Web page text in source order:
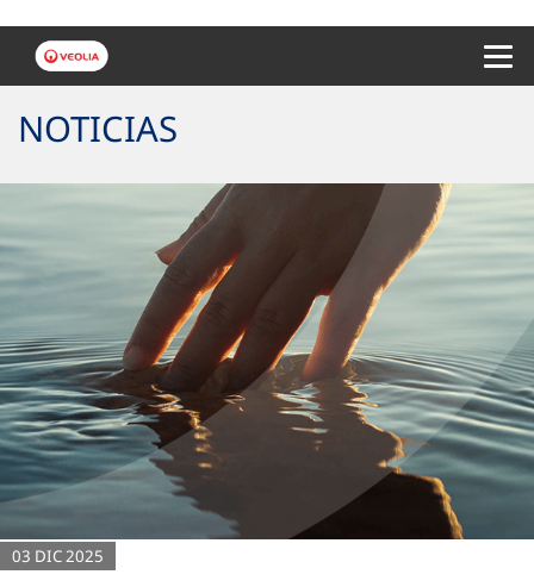
NOTICIAS
03 DIC 2025